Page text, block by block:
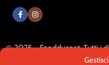
© 2025 - Fooddycoat. Tutti i
Realizzato daIn-